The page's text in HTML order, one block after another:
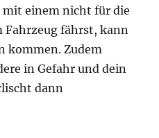
mit einem nicht für die
Fahrzeug fährst, kann
kommen. Zudem
in Gefahr und dein
dann